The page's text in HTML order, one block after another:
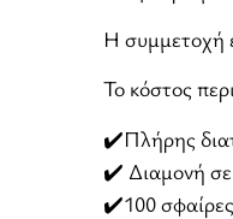
Η συμμετοχή
Το κόστος
✔️Πλήρης
✔️ Διαμονή σε
✔️100